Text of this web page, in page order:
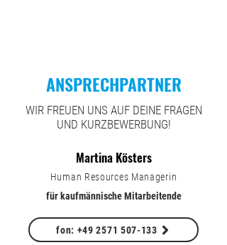
ANSPRECHPARTNER
WIR FREUEN UNS AUF DEINE FRAGEN
UND KURZBEWERBUNG!
Martina Kösters
Human Resources Managerin
für kaufmännische Mitarbeitende
fon: +49 2571 507-133